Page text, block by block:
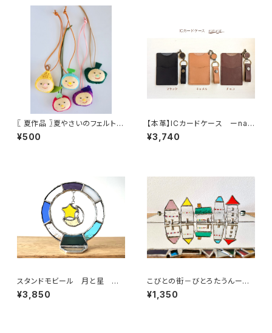
〖 夏作品 〗夏やさいのフェルトス
トラップ
¥500
【本革】ICカードケース ーnat
uralー《受注生産》
¥3,740
スタンドモビール 月と星 ≪
受注生産≫
¥3,850
こびとの街－びとろたうんー
≪受注生産≫
¥1,350